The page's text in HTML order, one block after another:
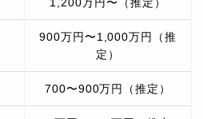
1,200万円〜（推定）
900万円〜1,000万円（推
定）
700〜900万円（推定）